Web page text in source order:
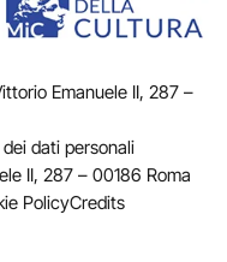
Emanuele II, 287 –
dati personali
II, 287 – 00186 Roma
PolicyCredits